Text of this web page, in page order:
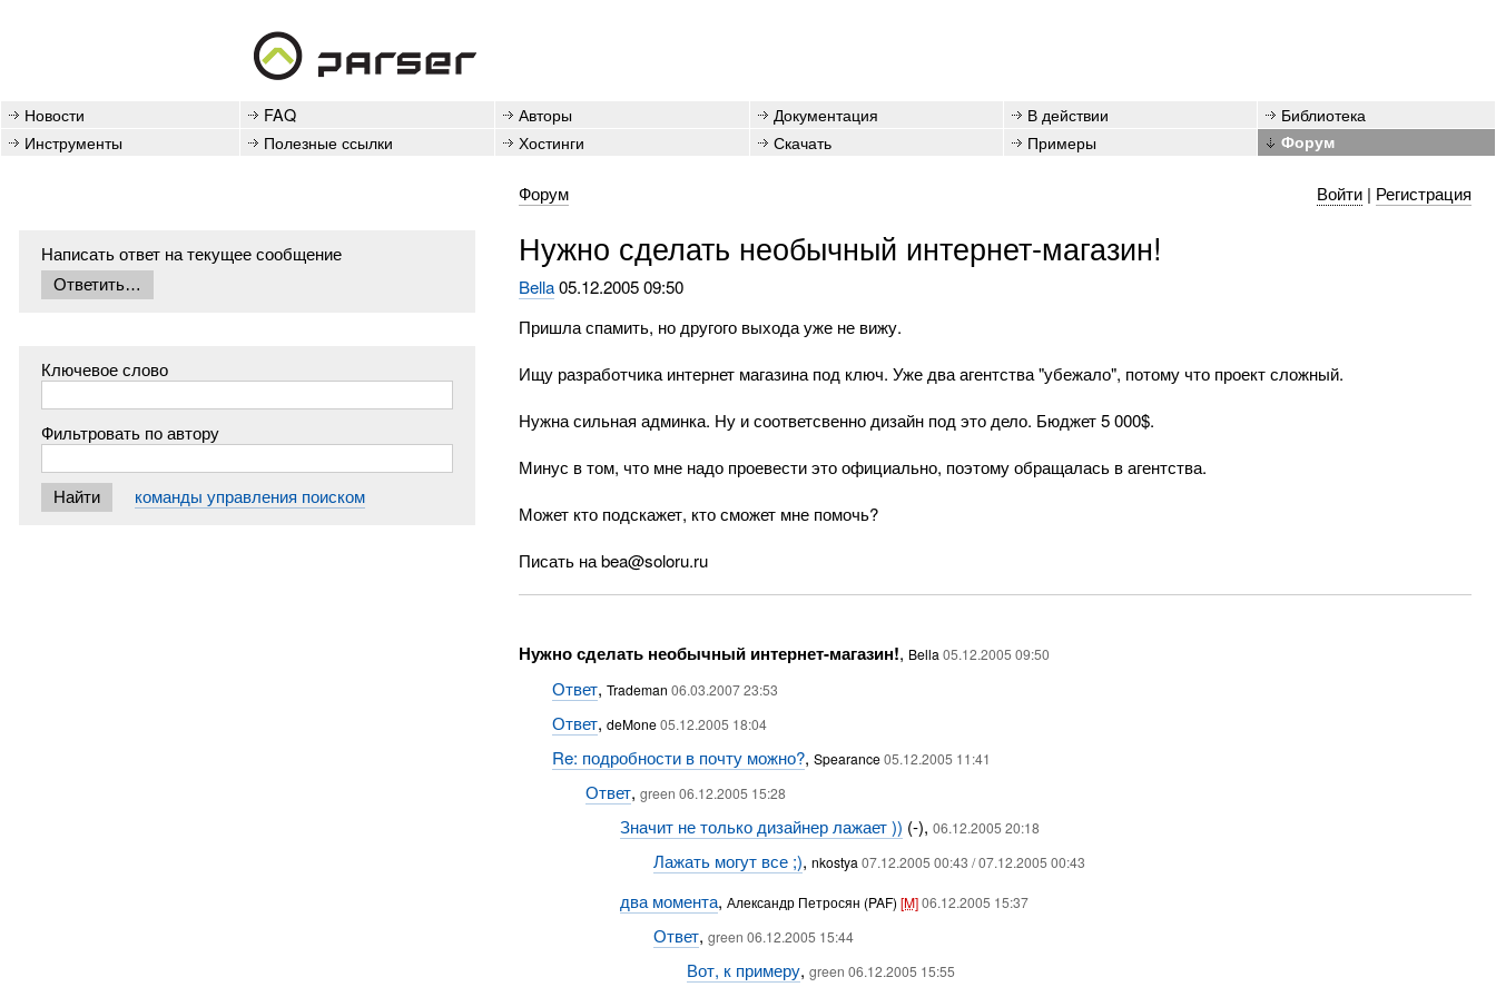
Новости FAQ Авторы Документация В действии
Библиотека
Инструменты
Полезные ссылки Хостинги Скачать Примеры Форум
Форум Войти| Регистрация
Написать ответ на текущее сообщение
Ключевое слово
Фильтровать по автору
команды управления поиском
Нужно сделать необычный интернет-магазин!
Bella 05.12.2005 09:50
Пришла спамить, но другого выхода уже не вижу.
Ищу разработчика интернет магазина под ключ. Уже два агентства "убежало", потому что проект сложный.
Нужна сильная админка. Ну и соответсвенно дизайн под это дело. Бюджет 5 000$.
Минус в том, что мне надо проевести это официально, поэтому обращалась в агентства.
Может кто подскажет, кто сможет мне помочь?
Писать на bea@soloru.ru
Нужно сделать необычный интернет-магазин!, Bella 05.12.2005 09:50
Ответ, Trademan 06.03.2007 23:53
Ответ, deMone05.12.2005 18:04
Re: подробности в почту можно?, Spearance05.12.2005 11:41
Ответ,green 06.12.2005 15:28
Значит не только дизайнер лажает )) (-), 06.12.2005 20:18
Лажать могут все ;),nkostya07.12.2005 00:43 / 07.12.2005 00:43
два момента, Александр Петросян (PAF) [M]06.12.2005 15:37
Ответ,green 06.12.2005 15:44
Вот, к примеру,green 06.12.2005 15:55